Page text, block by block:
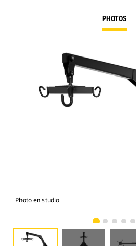
PHOTOS
Photo en studio